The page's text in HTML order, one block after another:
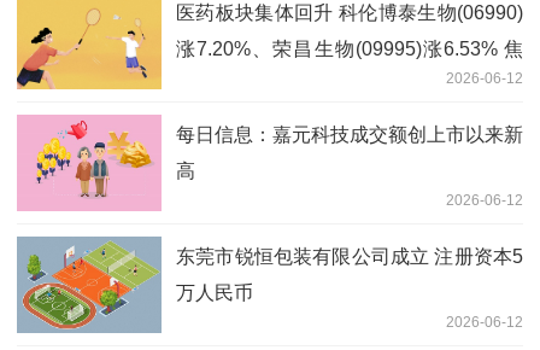
医药板块集体回升 科伦博泰生物(06990)
涨7.20%、荣昌生物(09995)涨6.53% 焦
2026-06-12
每日信息：嘉元科技成交额创上市以来新
高
2026-06-12
东莞市锐恒包装有限公司成立 注册资本5
万人民币
2026-06-12